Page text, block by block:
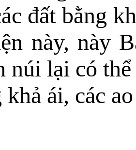
đất bằng
này, này
núi lại có
khả ái, các